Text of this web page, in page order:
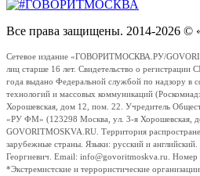
Все права защищены. 2014-2026 ©
Сетевое издание «ГОВОРИТМОСКВА.РУ/
лиц старше 16 лет. Свидетельство о
года выдано Федеральной службой по надзору в
технологий и массовых коммуникаций
Хорошевская, дом 12, пом. 22. Учредитель
«РУ ФМ» (123298 Москва, ул. 3-я Хорошевская,
GOVORITMOSKVA.RU. Территория
зарубежные страны. Языки: русский и
Георгиевич. Email: info@govoritmoskva.ru.
*Экстремистские и террористические